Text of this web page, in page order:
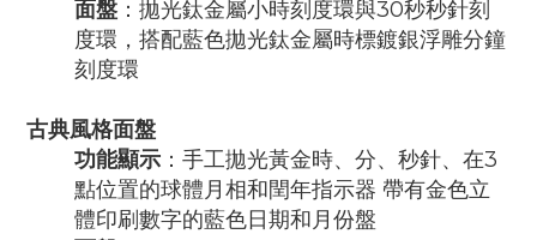
面盤 ： 拋光鈦金屬小時刻度環與30秒秒針刻
度環，搭配藍色拋光鈦金屬時標鍍銀浮雕分鐘
刻度環
古典風格面盤
功能顯示 ： 手工拋光黃金時、分、秒針、 在3
點位置的球體月相和閏年指示器 帶有金色立
體印刷數字的藍色日期和月份盤